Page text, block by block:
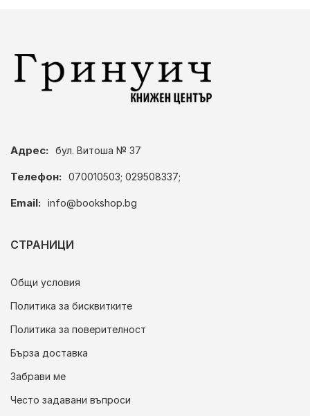
Адрес: бул. Витоша № 37
Телефон: 070010503; 029508337;
Email: info@bookshop.bg
СТРАНИЦИ
Общи условия
Политика за бисквитките
Политика за поверителност
Бърза доставка
Забрави ме
Често задавани въпроси